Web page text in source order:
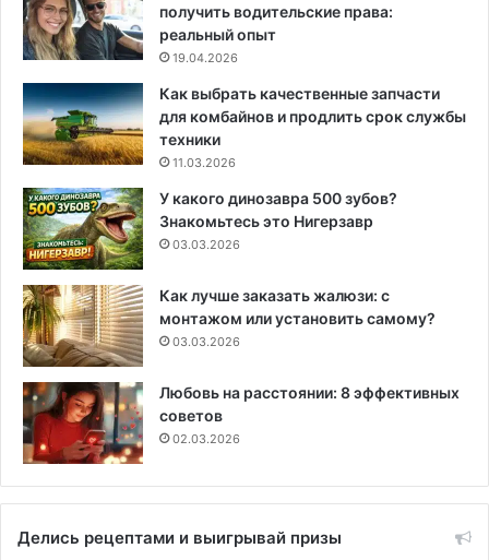
получить водительские права:
реальный опыт
19.04.2026
Как выбрать качественные запчасти
для комбайнов и продлить срок службы
техники
11.03.2026
У какого динозавра 500 зубов?
Знакомьтесь это Нигерзавр
03.03.2026
Как лучше заказать жалюзи: с
монтажом или установить самому?
03.03.2026
Любовь на расстоянии: 8 эффективных
советов
02.03.2026
Делись рецептами и выигрывай призы